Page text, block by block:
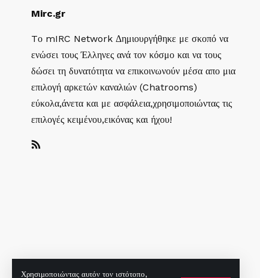
Χρησιμοποιώντας αυτόν τον ιστότοπο,
Mirc.gr
Tο mIRC Network Δημιουργήθηκε με σκοπό να
ενώσει τους Έλληνες ανά τον κόσμο και να τους
δώσει τη δυνατότητα να επικοινωνούν μέσα απο μια
επιλογή αρκετών καναλιών (Chatrooms)
εύκολα,άνετα και με ασφάλεια,χρησιμοποιώντας τις
επιλογές κειμένου,εικόνας και ήχου!